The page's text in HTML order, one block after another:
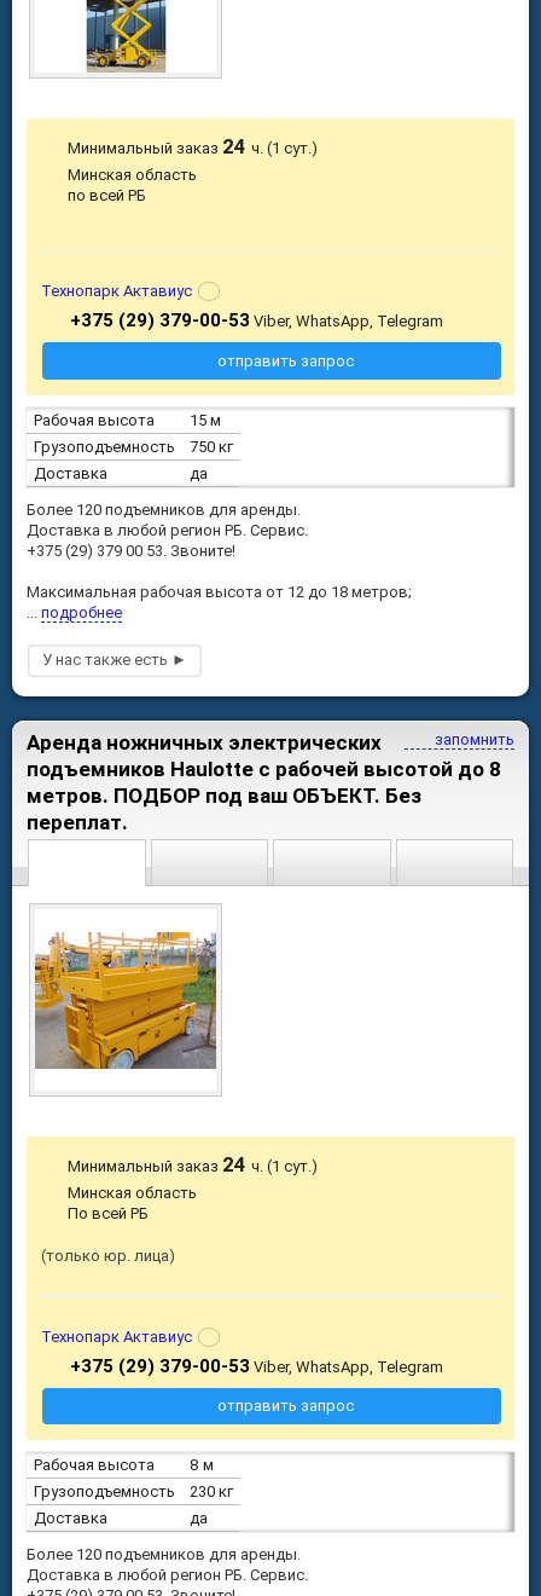
Рабочая высота
15 м
Грузоподъемность
750 кг
Доставка
да
Более 120 подъемников для аренды.
Доставка в любой регион РБ. Сервис.
+375 (29) 379 00 53. Звоните!
Максимальная рабочая высота от 12 до 18 метров;
подробнее
Минимальный заказ 24ч. (1 сут.)
Минская область
по всей РБ
Технопарк Актавиус
+375 (29) 379-00-53 Viber, WhatsApp, Telegram
отправить запрос
запомнить
Аренда ножничных электрических
подъемников Haulotte с рабочей высотой до 8
метров. ПОДБОР под ваш ОБЪЕКТ. Без
переплат.
Рабочая высота
8 м
Грузоподъемность
230 кг
Доставка
да
Более 120 подъемников для аренды.
Доставка в любой регион РБ. Сервис.
Минимальный заказ 24ч. (1 сут.)
Минская область
По всей РБ
только юр. лица
Технопарк Актавиус
+375 (29) 379-00-53 Viber, WhatsApp, Telegram
отправить запрос